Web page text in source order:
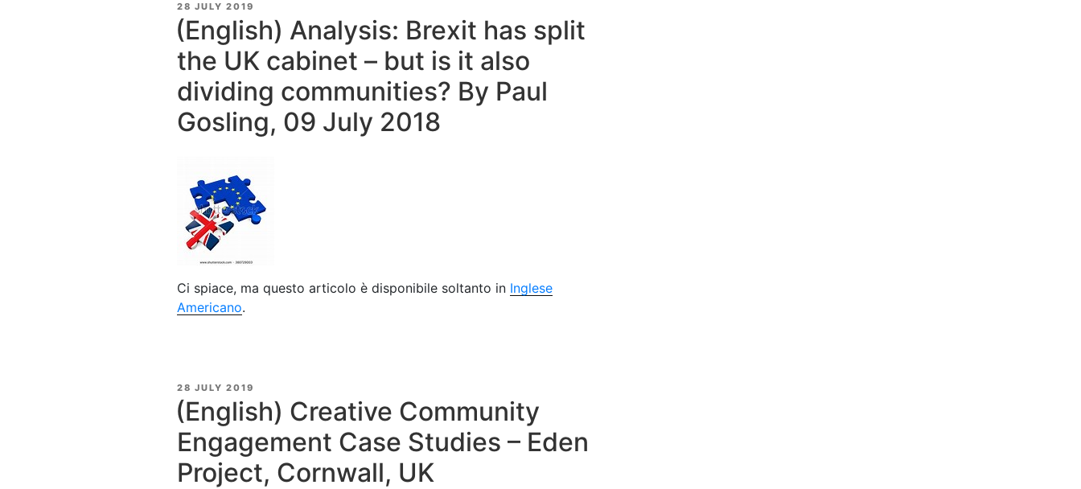
POSTED
ON
28 JULY 2019
(English) Analysis: Brexit has split
the UK cabinet – but is it also
dividing communities? By Paul
Gosling, 09 July 2018
Ci spiace, ma questo articolo è disponibile soltanto in Inglese
Americano.
POSTED
ON
28 JULY 2019
(English) Creative Community
Engagement Case Studies – Eden
Project, Cornwall, UK